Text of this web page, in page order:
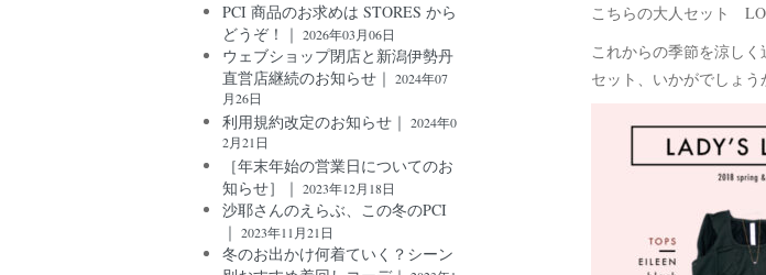
こちらの大人セット
これからの季節を涼し
セット、いかがでしょう
PCI 商品のお求めは STORES から
どうぞ！｜ 2026年03月06日
ウェブショップ閉店と新潟伊勢丹
直営店継続のお知らせ｜ 2024年07
月26日
利用規約改定のお知らせ｜ 2024年0
2月21日
［年末年始の営業日についてのお
知らせ］｜ 2023年12月18日
沙耶さんのえらぶ、この冬のPCI
｜ 2023年11月21日
冬のお出かけ何着ていく？シーン